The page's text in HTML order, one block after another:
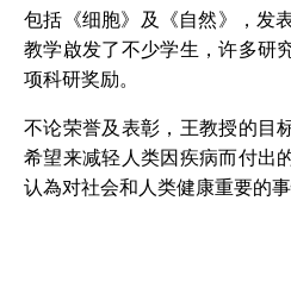
包括《细胞》及《自然》，发
教学啟发了不少学生，许多研
项科研奖励。
不论荣誉及表彰，王教授的目
希望来减轻人类因疾病而付出
认為对社会和人类健康重要的事